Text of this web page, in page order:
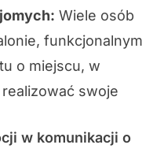
Wiele osób
funkcjonalnym
o miejscu, w
swoje
w komunikacji o